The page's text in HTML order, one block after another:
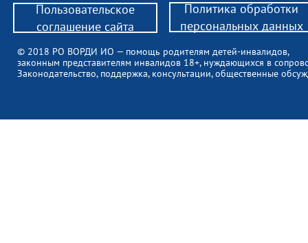
© 2018 РО ВОРДИ ИО — помощь родителям детей-инвалидов,
законным представителям инвалидов 18+, нуждающихся в
Законодательство, поддержка, консультации, общественные
Пользовательское
соглашение сайта
Политика обработки
персональных данных